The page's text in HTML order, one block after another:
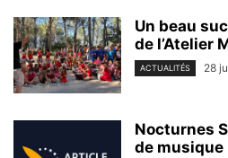
Un beau
de l’Atelier
ACTUALITÉS 28
Nocturnes
de musique